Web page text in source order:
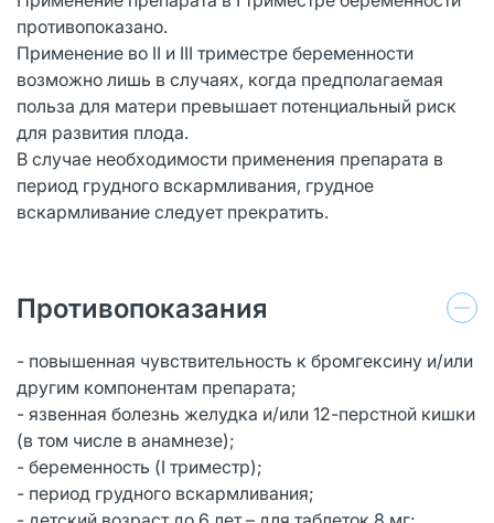
противопоказано.
Применение во II и III триместре беременности
возможно лишь в случаях, когда предполагаемая
польза для матери превышает потенциальный риск
для развития плода.
В случае необходимости применения препарата в
период грудного вскармливания, грудное
вскармливание следует прекратить.
Противопоказания
- повышенная чувствительность к бромгексину и/или
другим компонентам препарата;
- язвенная болезнь желудка и/или 12-перстной кишки
(в том числе в анамнезе);
- беременность (I триместр);
- период грудного вскармливания;